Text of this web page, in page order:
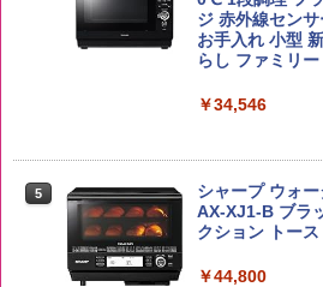
by Amazon あ
白州 Story of
￥19,860
ょうゆ 高たん
ジ 赤外線セン
お手入れ 小型
らし ファミリー
￥34,546
5
シャープ ウォ
AX-XJ1-B ブラ
クション トー
￥44,800